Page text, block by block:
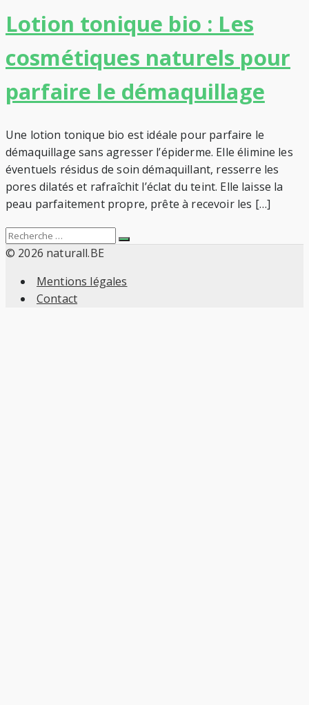
Lotion tonique bio : Les
cosmétiques naturels pour
parfaire le démaquillage
Une lotion tonique bio est idéale pour parfaire le
démaquillage sans agresser l’épiderme. Elle élimine les
éventuels résidus de soin démaquillant, resserre les
pores dilatés et rafraîchit l’éclat du teint. Elle laisse la
peau parfaitement propre, prête à recevoir les […]
Search
for:
Recherche
© 2026 naturall.BE
Mentions légales
Contact